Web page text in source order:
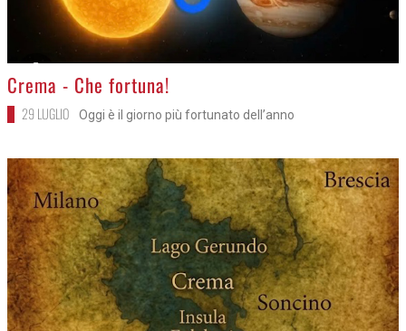
>
Crema - Che fortuna!
29 LUGLIO Oggi è il giorno più fortunato dell’anno